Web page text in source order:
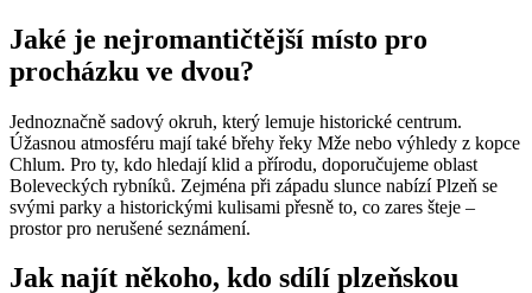
Jaké je nejromantičtější místo pro
procházku ve dvou?
Jednoznačně sadový okruh, který lemuje historické centrum.
Úžasnou atmosféru mají také břehy řeky Mže nebo výhledy z kopce
Chlum. Pro ty, kdo hledají klid a přírodu, doporučujeme oblast
Boleveckých rybníků. Zejména při západu slunce nabízí Plzeň se
svými parky a historickými kulisami přesně to, co zares šteje –
prostor pro nerušené seznámení.
Jak najít někoho, kdo sdílí plzeňskou